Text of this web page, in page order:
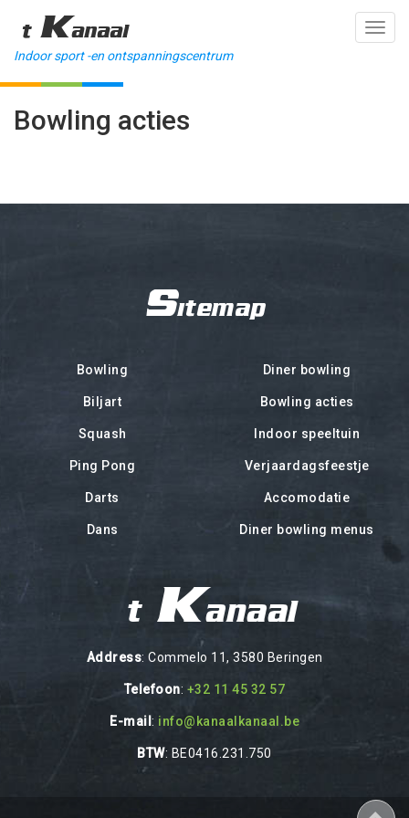
't Kanaal
Indoor sport -en ontspanningscentrum
Bowling acties
Sitemap
Bowling
Biljart
Squash
Ping Pong
Darts
Dans
Diner bowling
Bowling acties
Indoor speeltuin
Verjaardagsfeestje
Accomodatie
Diner bowling menus
't Kanaal
Address: Commelo 11, 3580 Beringen
Telefoon: +32 11 45 32 57
E-mail : info@kanaalkanaal.be
BTW: BE0416.231.750